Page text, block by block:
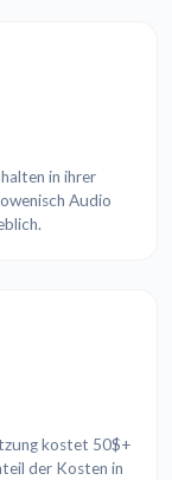
in ihrer
Audio
kostet 50$+
der Kosten in